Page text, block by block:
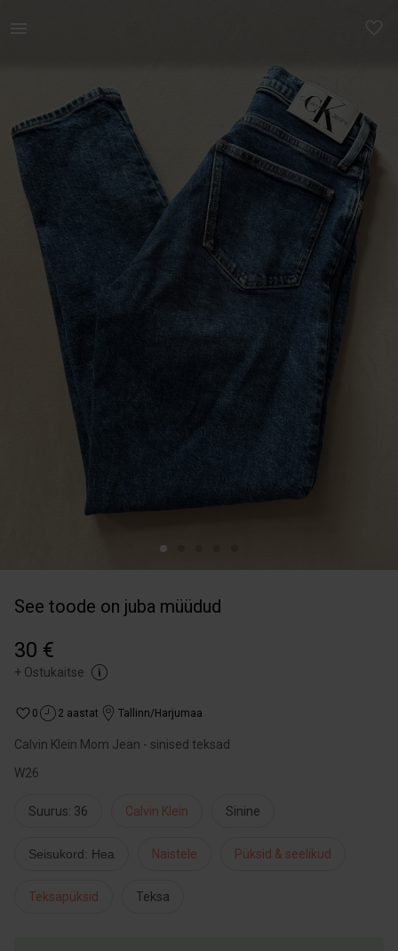
See toode on juba müüdud
30 €
+ Ostukaitse
0 2 aastat Tallinn/Harjumaa
Calvin Klein Mom Jean - sinised teksad
W26
Suurus: 36 Calvin Klein Sinine
Seisukord: Hea Naistele Püksid & seelikud
Teksapüksid Teksa